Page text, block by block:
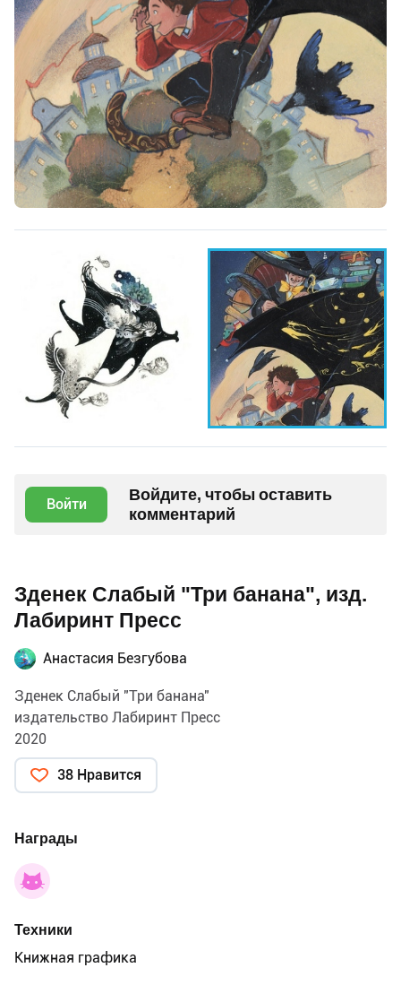
Войти
Войдите, чтобы оставить
комментарий
Зденек Слабый "Три банана", изд.
Лабиринт Пресс
Анастасия Безгубова
Зденек Слабый "Три банана"
издательство Лабиринт Пресс
2020
38 Нравится
Награды
Техники
Книжная графика